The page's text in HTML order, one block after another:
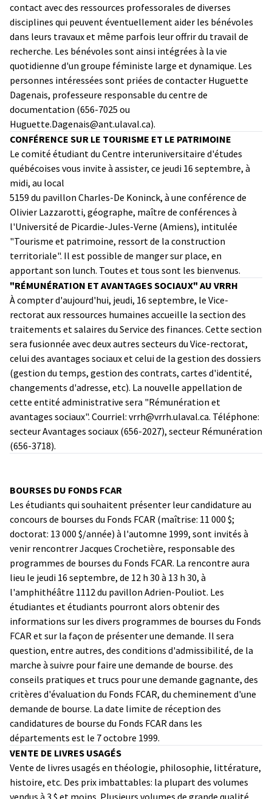
contact avec des ressources professorales de diverses
disciplines qui peuvent éventuellement aider les bénévoles
dans leurs travaux et même parfois leur offrir du travail de
recherche. Les bénévoles sont ainsi intégrées à la vie
quotidienne d'un groupe féministe large et dynamique. Les
personnes intéressées sont priées de contacter Huguette
Dagenais, professeure responsable du centre de
documentation (656-7025 ou
Huguette.Dagenais@ant.ulaval.ca).
CONFÉRENCE SUR LE TOURISME ET LE PATRIMOINE
Le comité étudiant du Centre interuniversitaire d'études
québécoises vous invite à assister, ce jeudi 16 septembre, à
midi, au local
5159 du pavillon Charles-De Koninck, à une conférence de
Olivier Lazzarotti, géographe, maître de conférences à
l'Université de Picardie-Jules-Verne (Amiens), intitulée
"Tourisme et patrimoine, ressort de la construction
territoriale". Il est possible de manger sur place, en
apportant son lunch. Toutes et tous sont les bienvenus.
"RÉMUNÉRATION ET AVANTAGES SOCIAUX" AU VRRH
À compter d'aujourd'hui, jeudi, 16 septembre, le Vice-
rectorat aux ressources humaines accueille la section des
traitements et salaires du Service des finances. Cette section
sera fusionnée avec deux autres secteurs du Vice-rectorat,
celui des avantages sociaux et celui de la gestion des dossiers
(gestion du temps, gestion des contrats, cartes d'identité,
changements d'adresse, etc). La nouvelle appellation de
cette entité administrative sera "Rémunération et
avantages sociaux". Courriel: vrrh@vrrh.ulaval.ca. Téléphone:
secteur Avantages sociaux (656-2027), secteur Rémunération
(656-3718).
BOURSES DU FONDS FCAR
Les étudiants qui souhaitent présenter leur candidature au
concours de bourses du Fonds FCAR (maîtrise: 11 000 $;
doctorat: 13 000 $/année) à l'automne 1999, sont invités à
venir rencontrer Jacques Crochetière, responsable des
programmes de bourses du Fonds FCAR. La rencontre aura
lieu le jeudi 16 septembre, de 12 h 30 à 13 h 30, à
l'amphithéâtre 1112 du pavillon Adrien-Pouliot. Les
étudiantes et étudiants pourront alors obtenir des
informations sur les divers programmes de bourses du Fonds
FCAR et sur la façon de présenter une demande. Il sera
question, entre autres, des conditions d'admissibilité, de la
marche à suivre pour faire une demande de bourse. des
conseils pratiques et trucs pour une demande gagnante, des
critères d'évaluation du Fonds FCAR, du cheminement d'une
demande de bourse. La date limite de réception des
candidatures de bourse du Fonds FCAR dans les
départements est le 7 octobre 1999.
VENTE DE LIVRES USAGÉS
Vente de livres usagés en théologie, philosophie, littérature,
histoire, etc. Des prix imbattables: la plupart des volumes
vendus à 3 $ et moins. Plusieurs volumes de grande qualité.